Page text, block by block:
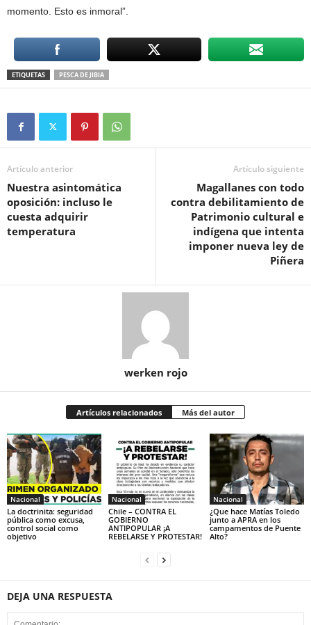
momento. Esto es inmoral”.
ETIQUETAS PESCA DE JIBIA
Artículo anterior
Nuestra asintomática
oposición: incluso le
cuesta adquirir
temperatura
Artículo siguiente
Magallanes con todo
contra debilitamiento de
Patrimonio cultural e
indígena que intenta
imponer nueva ley de
Piñera
werken rojo
Artículos relacionados Más del autor
Nacional
La doctrinita: seguridad
pública como excusa,
control social como
objetivo
Nacional
Chile – CONTRA EL
GOBIERNO
ANTIPOPULAR ¡A
REBELARSE Y PROTESTAR!
Nacional
¿Que hace Matías Toledo
junto a APRA en los
campamentos de Puente
Alto?
DEJA UNA RESPUESTA